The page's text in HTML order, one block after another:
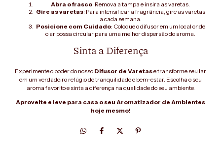
Abra o frasco: Remova a tampa e insira as varetas.
Gire as varetas: Para intensificar a fragrância, gire as varetas
a cada semana.
Posicione com Cuidado: Coloque o difusor em um local onde
o ar possa circular para uma melhor dispersão do aroma.
Sinta a Diferença
Experimente o poder do nosso Difusor de Varetase transforme seu lar
em um verdadeiro refúgio de tranquilidade e bem-estar. Escolha o seu
aroma favorito e sinta a diferença na qualidade do seu ambiente.
Aproveite e leve para casa o seu Aromatizador de Ambientes
hoje mesmo!